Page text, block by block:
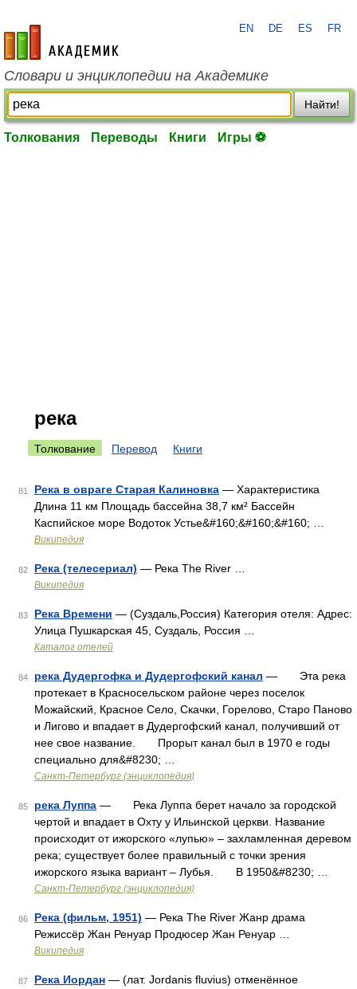
academic.ru
EN DE ES FR
Словари и энциклопедии на Академике
Найти!
Толкования Переводы Книги Игры ⚽
река
Толкование Перевод Книги
81 Река в овраге Старая Калиновка — Характеристика
Длина 11 км Площадь бассейна 38,7 км² Бассейн
Каспийское море Водоток Устье&#160;&#160;&#160; …
Википедия
82 Река (телесериал) — Река The River …
Википедия
83 Река Времени — (Суздаль,Россия) Категория отеля: Адрес:
Улица Пушкарская 45, Суздаль, Россия …
Каталог отелей
84 река Дудергофка и Дудергофский канал — Эта река
протекает в Красносельском районе через поселок
Можайский, Красное Село, Скачки, Горелово, Старо Паново
и Лигово и впадает в Дудергофский канал, получивший от
нее свое название. Прорыт канал был в 1970 е годы
специально для&#8230; …
Санкт-Петербург (энциклопедия)
85 река Луппа — Река Луппа берет начало за городской
чертой и впадает в Охту у Ильинской церкви. Название
происходит от ижорского «лупью» – захламленная деревом
река; существует более правильный с точки зрения
ижорского языка вариант – Лубья. В 1950&#8230; …
Санкт-Петербург (энциклопедия)
86 Река (фильм, 1951) — Река The River Жанр драма
Режиссёр Жан Ренуар Продюсер Жан Ренуар …
Википедия
87 Река Иордан — (лат. Jordanis fluvius) отменённое